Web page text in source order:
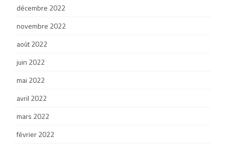
décembre 2022
novembre 2022
août 2022
juin 2022
mai 2022
avril 2022
mars 2022
février 2022